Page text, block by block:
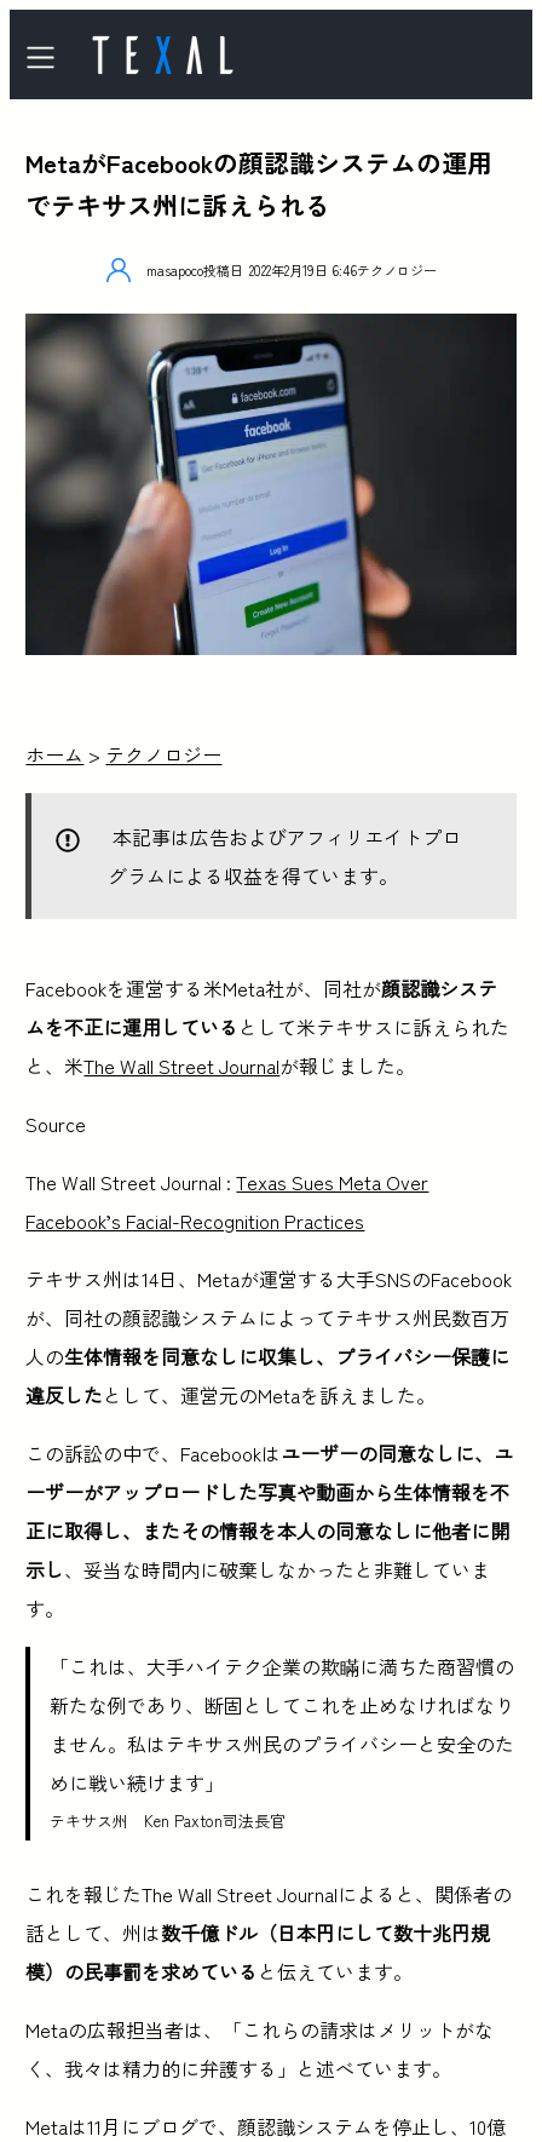
MetaがFacebookの顔認識システムの運用
でテキサス州に訴えられる
masapoco投稿日 2022年2月19日 6:46テクノロジー
ホーム > テクノロジー
本記事は広告およびアフィリエイトプロ
グラムによる収益を得ています。
Facebookを運営する米Meta社が、同社が顔認識システ
ムを不正に運用している として米テキサスに訴えられた
と、米The Wall Street Journalが報じました。
Source
The Wall Street Journal :Texas Sues Meta Over
Facebook’s Facial-Recognition Practices
テキサス州は14日、Metaが運営する大手SNSのFacebook
が、同社の顔認識システムによってテキサス州民数百万
人の生体情報を同意なしに収集し、プライバシー保護に
違反したとして、運営元のMetaを訴えました。
この訴訟の中で、Facebookはユーザーの同意なしに、ユ
ーザーがアップロードした写真や動画から生体情報を不
正に取得し、またその情報を本人の同意なしに他者に開
示し、妥当な時間内に破棄しなかったと非難していま
す。
「これは、大手ハイテク企業の欺瞞に満ちた商習慣の
新たな例であり、断固としてこれを止めなければなり
ません。私はテキサス州民のプライバシーと安全のた
めに戦い続けます」
テキサス州 Ken Paxton司法長官
これを報じたThe Wall Street Journalによると、関係者の
話として、州は数千億ドル（日本円にして数十兆円規
模）の民事罰を求めている と伝えています。
Metaの広報担当者は、「これらの請求はメリットがな
く、我々は精力的に弁護する」と述べています。
Metaは11月にブログで、顔認識システムを停止し、10億